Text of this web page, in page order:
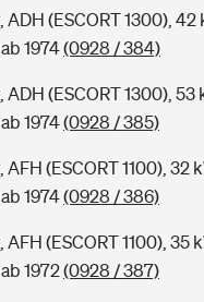
ADH (ESCORT 1300), 42
1974(0928 / 384)
ADH (ESCORT 1300), 53
1974(0928 / 385)
AFH (ESCORT 1100), 32
1974(0928 / 386)
AFH (ESCORT 1100), 35
1972(0928 / 387)